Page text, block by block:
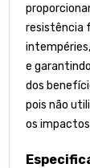
resistência
e
dos
pois não
os